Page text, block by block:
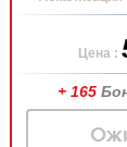
Цена :
+ 165